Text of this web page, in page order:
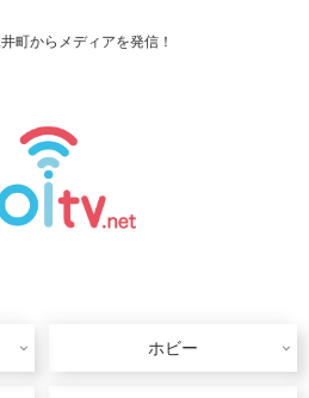
町からメディアを発信！
ホビー